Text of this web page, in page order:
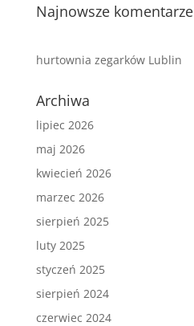
Najnowsze komentarze
hurtownia zegarków Lublin
Archiwa
lipiec 2026
maj 2026
kwiecień 2026
marzec 2026
sierpień 2025
luty 2025
styczeń 2025
sierpień 2024
czerwiec 2024